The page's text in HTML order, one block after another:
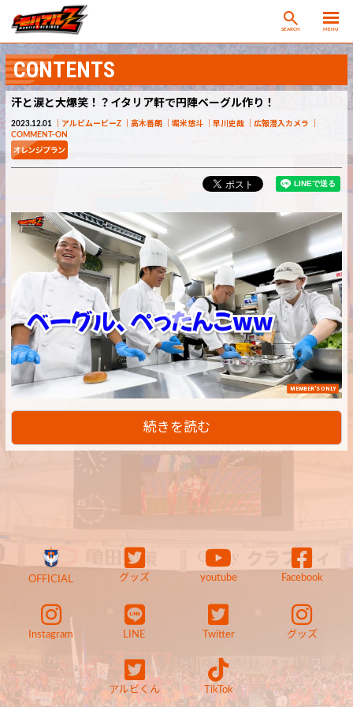
SEARCH MENU
CONTENTS
汗と涙と大爆笑！？イタリア軒で円陣ベーグル作り！
2023.12.01 アルビムービーZ 高木善朗 堀米悠斗 早川史哉
広報潜入カメラ
COMMENT-ON
MEMBER'S ONLY
続きを読む
OFFICIAL グッズ youtube Facebook
Instagram LINE Twitter グッズ
アルビくん TikTok